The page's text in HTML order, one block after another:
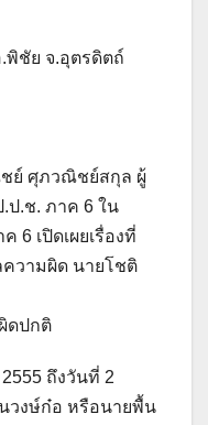
พิชัย จ.อุตรดิตถ์
ย์ ศุภวณิชย์สกุล ผู้
ป.ช. ภาค 6 ใน
6 เปิดเผยเรื่องที่
วามผิด นายโชติ
ดปกติ
ถึงวันที่ 2
วงษ์ก๋อ หรือนายพื้น